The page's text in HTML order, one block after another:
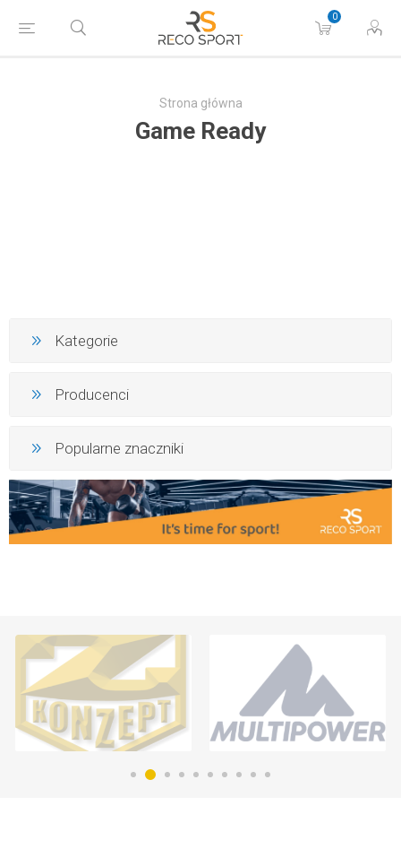
0
Strona główna
Game Ready
Kategorie
Producenci
Popularne znaczniki